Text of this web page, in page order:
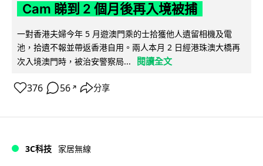
Cam 睇到 2 個月後再入境被捕
一對香港夫婦今年 5 月遊澳門乘的士拾獲他人遺留相機及電
池，拾遺不報並帶返香港自用。兩人本月 2 日經港珠澳大橋再
次入境澳門時，被治安警察局...
閱讀全文
376 56 ↗ 分享
3C科技 家居無線